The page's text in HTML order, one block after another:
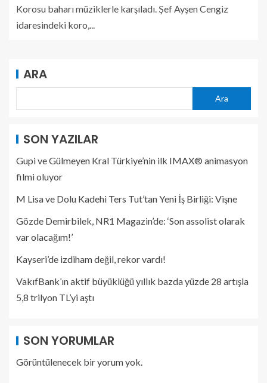
Korosu baharı müziklerle karşıladı. Şef Ayşen Cengiz
idaresindeki koro,...
ARA
Ara
SON YAZILAR
Gupi ve Gülmeyen Kral Türkiye’nin ilk IMAX® animasyon
filmi oluyor
M Lisa ve Dolu Kadehi Ters Tut’tan Yeni İş Birliği: Vişne
Gözde Demirbilek, NR1 Magazin’de: ‘Son assolist olarak
var olacağım!’
Kayseri’de izdiham değil, rekor vardı!
VakıfBank’ın aktif büyüklüğü yıllık bazda yüzde 28 artışla
5,8 trilyon TL’yi aştı
SON YORUMLAR
Görüntülenecek bir yorum yok.